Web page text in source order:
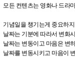
모든 컨텐츠는 영화나 드라
기념일을 챙기는게 중요하
날짜는 기분에 따라서 변화
날짜는 변동이고 마음은 변
날짜를 변동시키고 마음이